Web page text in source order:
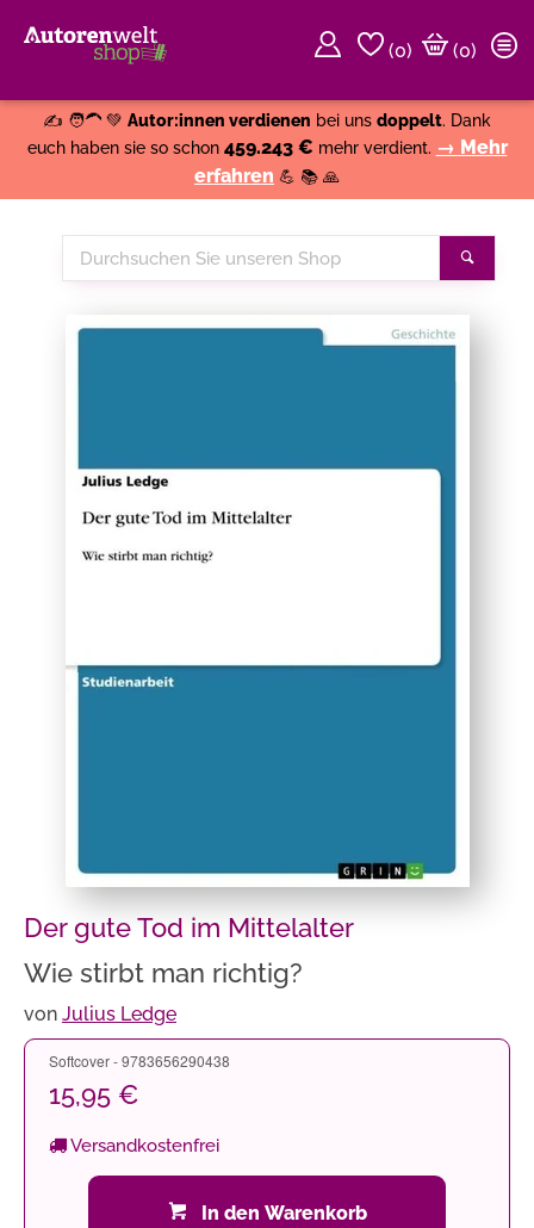
(0)
(0)
✍️ 🧑‍🦱 💚 Autor:innen verdienen bei uns doppelt. Dank
euch haben sie so schon 459.243 € mehr verdient. → Mehr
erfahren 💪 📚 🙏
Durchsuchen
Sie
Shop
Der gute Tod im Mittelalter
Wie stirbt man richtig?
von Julius Ledge
Softcover - 9783656290438
15,95 €
Versandkostenfrei
In den Warenkorb